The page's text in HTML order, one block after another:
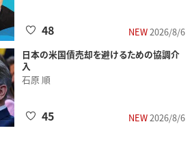
NEW2026/8/6
48
日本の米国債売却を避けるための協調介
入
石原 順
NEW2026/8/6
45